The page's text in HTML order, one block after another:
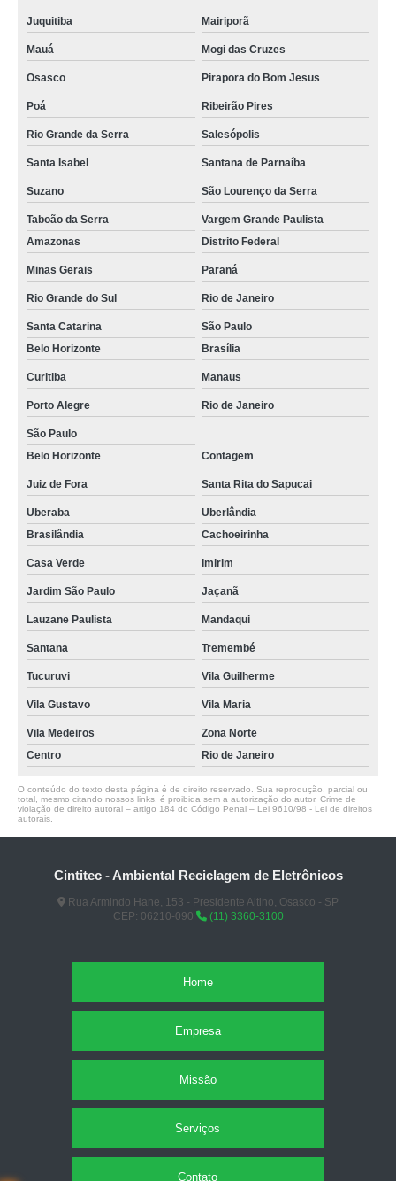
Juquitiba Mairiporã
Mauá Mogi das Cruzes
Osasco Pirapora do Bom Jesus
Poá Ribeirão Pires
Rio Grande da Serra Salesópolis
Santa Isabel Santana de Parnaíba
Suzano São Lourenço da Serra
Taboão da Serra
Vargem Grande Paulista
Amazonas
Distrito Federal
Minas Gerais Paraná
Rio Grande do Sul Rio de Janeiro
Santa Catarina
São Paulo
Belo Horizonte
Brasília
Curitiba Manaus
Porto Alegre Rio de Janeiro
São Paulo
Belo Horizonte
Contagem
Juiz de Fora Santa Rita do Sapucai
Uberaba
Uberlândia
Brasilândia
Cachoeirinha
Casa Verde Imirim
Jardim São Paulo Jaçanã
Lauzane Paulista Mandaqui
Santana Tremembé
Tucuruvi Vila Guilherme
Vila Gustavo Vila Maria
Vila Medeiros
Zona Norte
Centro
Rio de Janeiro
O conteúdo do texto desta página é de direito reservado. Sua reprodução, parcial ou
total, mesmo citando nossos links, é proibida sem a autorização do autor. Crime de
violação de direito autoral – artigo 184 do Código Penal – Lei 9610/98 - Lei de direitos
autorais
Cintitec - Ambiental Reciclagem de Eletrônicos
Rua Armindo Hane, 153 - Presidente Altino, Osasco - SP
CEP: 06210-090
(11) 3360-3100
Home
Empresa
Missão
Serviços
Contato